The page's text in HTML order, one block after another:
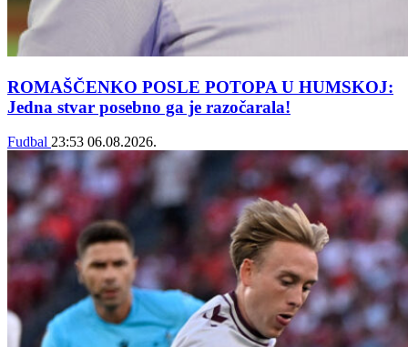
ROMAŠČENKO POSLE POTOPA U HUMSKOJ:
Jedna stvar posebno ga je razočarala!
Fudbal 23:53 06.08.2026.